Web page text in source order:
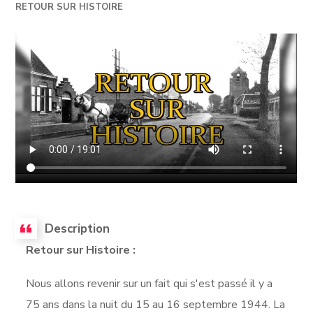
RETOUR SUR HISTOIRE
Description
Retour sur Histoire :
Nous allons revenir sur un fait qui s'est passé il y a
75 ans dans la nuit du 15 au 16 septembre 1944. La